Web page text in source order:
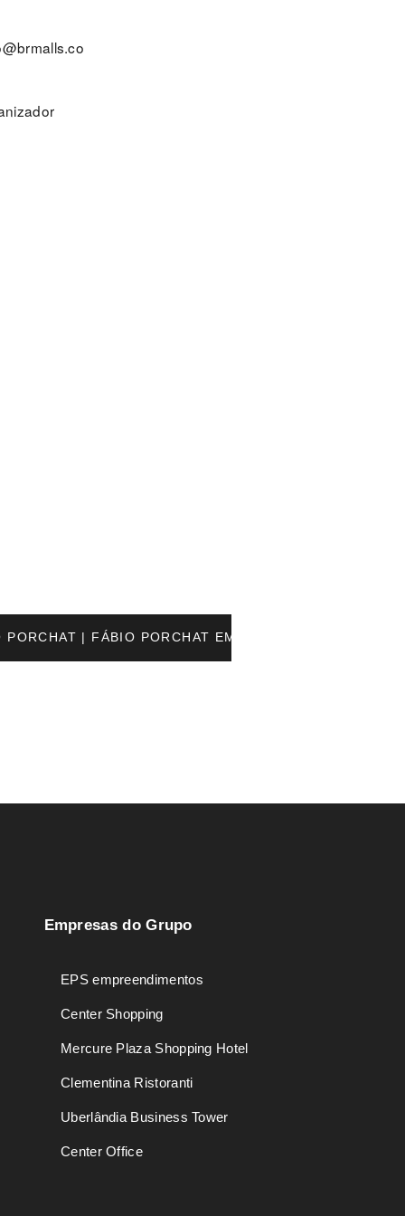
PORCHAT | FÁBIO PORCHAT EM UBERLÂNDIA
Empresas do Grupo
EPS empreendimentos
Center Shopping
Mercure Plaza Shopping Hotel
Clementina Ristoranti
Uberlândia Business Tower
Center Office